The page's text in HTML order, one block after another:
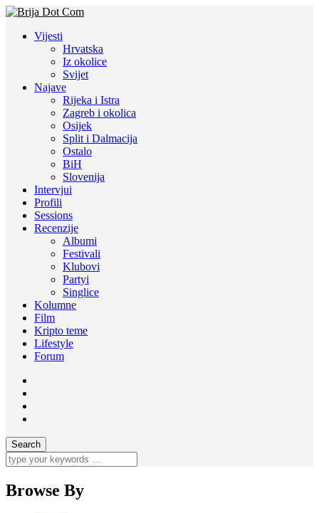
Vijesti
Hrvatska
Iz okolice
Svijet
Najave
Rijeka i Istra
Zagreb i okolica
Osijek
Split i Dalmacija
Ostalo
BiH
Slovenija
Intervjui
Profili
Sessions
Recenzije
Albumi
Festivali
Klubovi
Partyi
Singlice
Kolumne
Film
Kripto teme
Lifestyle
Forum
Browse By